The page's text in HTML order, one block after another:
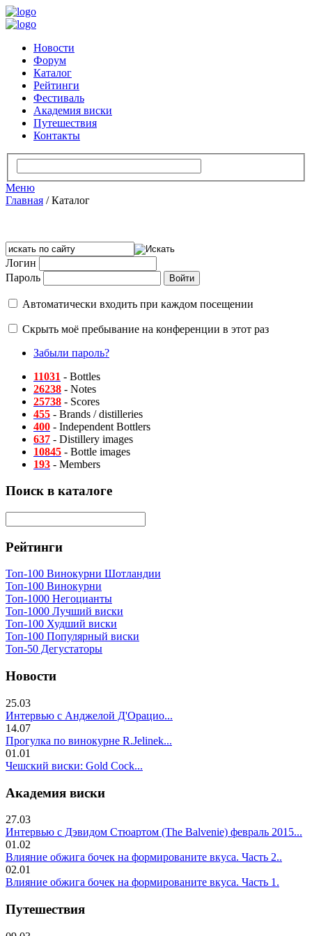
Новости
Форум
Каталог
Рейтинги
Фестиваль
Академия виски
Путешествия
Контакты
Меню
Главная /Каталог
Логин
Пароль
Автоматически входить при каждом посещении
Скрыть моё пребывание на конференции в этот раз
Забыли пароль?
11031 - Bottles
26238 - Notes
25738 - Scores
455 - Brands / distilleries
400 - Independent Bottlers
637 - Distillery images
10845 - Bottle images
193 - Members
Поиск в каталоге
Рейтинги
Топ-100 Винокурни Шотландии
Топ-100 Винокурни
Топ-1000 Негоцианты
Топ-1000 Лучший виски
Топ-100 Худший виски
Топ-100 Популярный виски
Топ-50 Дегустаторы
Новости
25.03
Интервью с Анджелой Д'Орацио...
14.07
Прогулка по винокурне R.Jelinek...
01.01
Чешский виски: Gold Cock...
Академия виски
27.03
Интервью с Дэвидом Стюартом (The Balvenie) февраль 2015...
01.02
Влияние обжига бочек на формированите вкуса. Часть 2..
02.01
Влияние обжига бочек на формированите вкуса. Часть 1.
Путешествия